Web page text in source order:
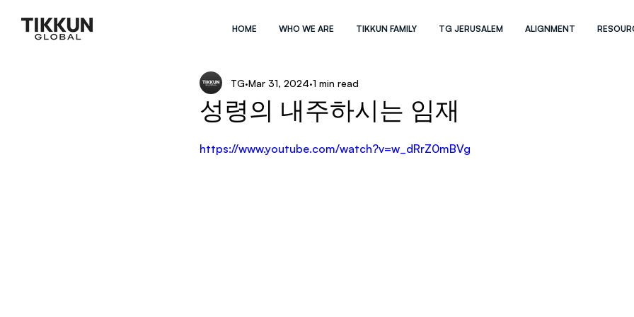
HOME WHO WE ARE TIKKUN FAMILY TG JERUSALEM ALIGNMENT
성령의 내주하시는 임재
TG Mar 31, 2024 1 min read
https://www.youtube.com/watch?v=w_dRrZ0mBVg